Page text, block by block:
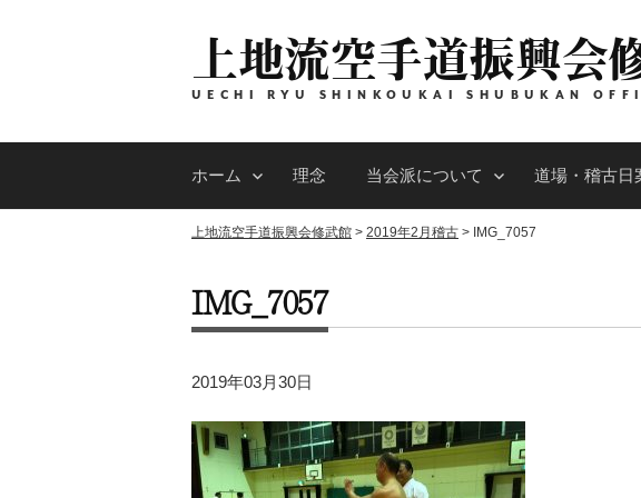
キ
上地流空手道振興会
UECHI RYU SHINKOUKAI SHUBUKAN
ホーム 理念 当会派について 道場・稽古日
上地流空手道振興会修武館 > 2019年2月稽古 > IMG_7057
IMG_7057
2019年03月30日